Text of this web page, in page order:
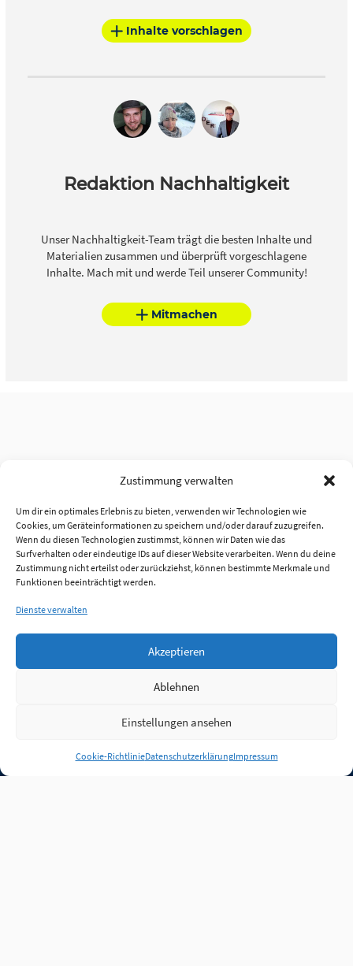
Zustimmung verwalten
Um dir ein optimales Erlebnis zu bieten, verwenden wir Technologien wie
Cookies, um Geräteinformationen zu speichern und/oder darauf zuzugreifen.
Wenn du diesen Technologien zustimmst, können wir Daten wie das
Surfverhalten oder eindeutige IDs auf dieser Website verarbeiten. Wenn du deine
Zustimmung nicht erteilst oder zurückziehst, können bestimmte Merkmale und
Funktionen beeinträchtigt werden.
Dienste verwalten
Akzeptieren
Ablehnen
Einstellungen ansehen
Cookie-RichtlinieDatenschutzerklärungImpressum
Inhalte vorschlagen
Redaktion Nachhaltigkeit
Unser Nachhaltigkeit-Team trägt die besten Inhalte und
Materialien zusammen und überprüft vorgeschlagene
Inhalte. Mach mit und werde Teil unserer Community!
Mitmachen
Anmelden
Jobs Partner FAQ Quellen